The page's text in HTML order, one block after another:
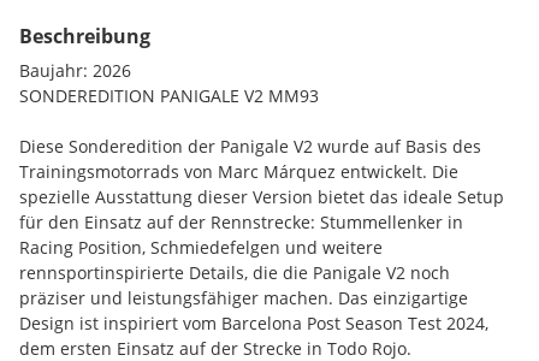
Beschreibung
Baujahr: 2026
SONDEREDITION PANIGALE V2 MM93
Diese Sonderedition der Panigale V2 wurde auf Basis des
Trainingsmotorrads von Marc Márquez entwickelt. Die
spezielle Ausstattung dieser Version bietet das ideale Setup
für den Einsatz auf der Rennstrecke: Stummellenker in
Racing Position, Schmiedefelgen und weitere
rennsportinspirierte Details, die die Panigale V2 noch
präziser und leistungsfähiger machen. Das einzigartige
Design ist inspiriert vom Barcelona Post Season Test 2024,
dem ersten Einsatz auf der Strecke in Todo Rojo.